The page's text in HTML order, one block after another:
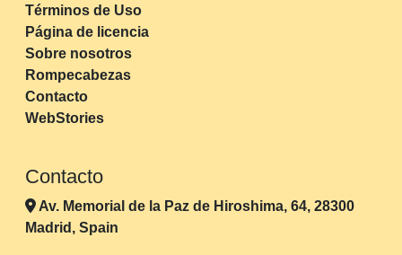
Términos de Uso
Página de licencia
Sobre nosotros
Rompecabezas
Contacto
WebStories
Contacto
Av. Memorial de la Paz de Hiroshima, 64, 28300
Madrid, Spain